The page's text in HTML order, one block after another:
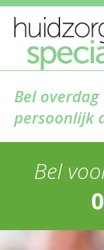
Bel
persoonlijk
Bel